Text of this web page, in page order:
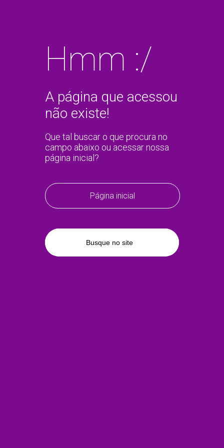
Hmm :/
A página que acessou
não existe!
Que tal buscar o que procura no
campo abaixo ou acessar nossa
página inicial?
Página inicial